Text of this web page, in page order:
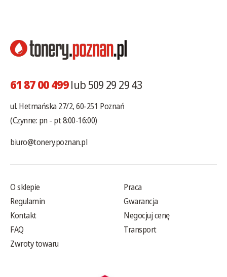
61 87 00 499lub 509 29 29 43
ul. Hetmańska 27/2, 60-251 Poznań
(Czynne: pn - pt 8:00-16:00)
biuro@tonery.poznan.pl
O sklepie
Regulamin
Kontakt
FAQ
Zwroty towaru
Praca
Gwarancja
Negocjuj cenę
Transport